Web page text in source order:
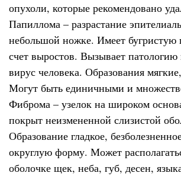
опухоли, которые рекомендовано
Папиллома – разрастание
небольшой ножке. Имеет бугристую
счет выростов. Вызывает
вирус человека. Образования
Могут быть единичными и
Фиброма – узелок на широком
покрыт неизмененной слизистой
Образование гладкое,
округлую форму. Может
оболочке щек, неба, губ, десен,